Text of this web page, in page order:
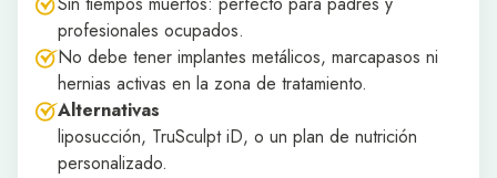
profesionales ocupados.
No debe tener implantes metálicos, marcapasos ni
hernias activas en la zona de tratamiento.
Alternativas
liposucción, TruSculpt iD, o un plan de nutrición
personalizado.